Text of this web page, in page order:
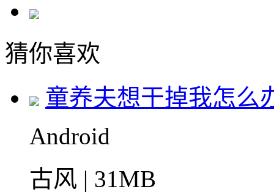
猜你喜欢
童养夫想干掉我怎么
Android
古风 | 31MB